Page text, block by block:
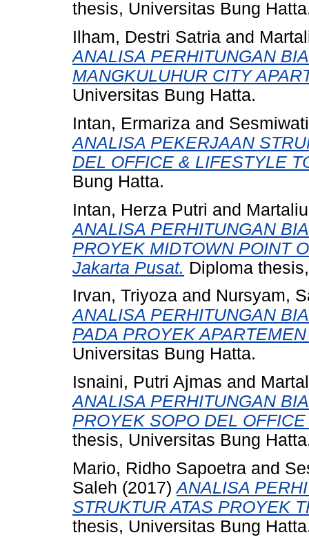
thesis, Universitas Bung
Ilham, Destri Satria and
ANALISA PERHITUNGAN
MANGKULUHUR CITY
Universitas Bung Hatta.
Intan, Ermariza and
ANALISA PEKERJAAN
DEL OFFICE & LIFESTYLE
Bung Hatta.
Intan, Herza Putri and
ANALISA PERHITUNGAN
PROYEK MIDTOWN POINT
Jakarta Pusat. Diploma
Irvan, Triyoza and Nursyam,
ANALISA PERHITUNGAN
PADA PROYEK
Universitas Bung Hatta.
Isnaini, Putri Ajmas and
ANALISA PERHITUNGAN
PROYEK SOPO DEL
thesis, Universitas Bung
Mario, Ridho Sapoetra and
Saleh (2017)ANALISA
STRUKTUR ATAS PROYEK
thesis, Universitas Bung